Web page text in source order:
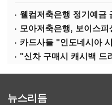
웰컴저축은행 정기예금
카드사들 "인도네시아
뉴스리듬